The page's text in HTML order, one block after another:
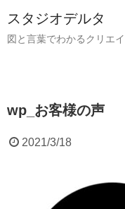
スタジオデルタ
図と言葉でわかるクリエ
wp_お客様の声
2021/3/18